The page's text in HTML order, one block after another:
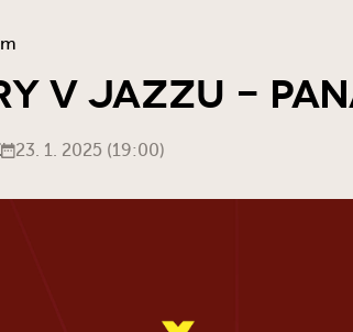
V JAZZU -
23. 1. 2025 (19:00)